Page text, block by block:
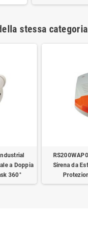
stessa
a Doppia
360°
Sirena da